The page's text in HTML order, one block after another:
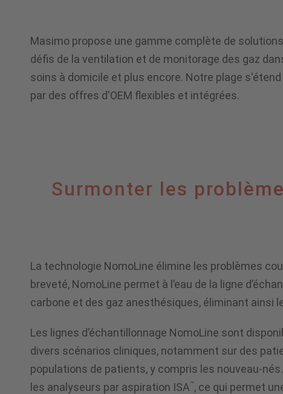
de
capnographie
de
capnographie
monitorage
multigaz
Masimo propose une gamme complète de
défis de la ventilation et de monitorage des gaz
soins à domicile et plus encore. Notre plage
par des offres d'OEM flexibles et intégrées.
Surmonter
problèmes
courants
Surmonter les
La technologie NomoLine élimine les problèmes
breveté, NomoLine permet à l’eau de la ligne
carbone et des gaz anesthésiques, éliminant ainsi
Les lignes d’échantillonnage NomoLine sont
divers scénarios cliniques, notamment sur des
populations de patients, y compris les nouveau-
les analyseurs par aspiration ISA™, ce qui permet